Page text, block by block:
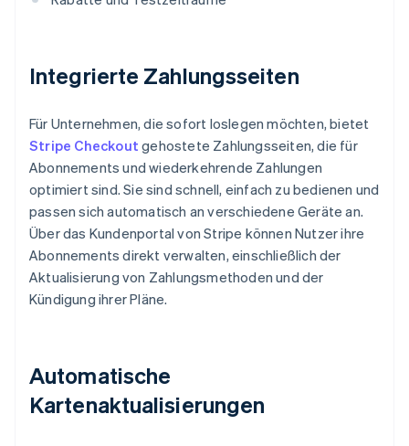
Integrierte Zahlungsseiten
Für Unternehmen, die sofort loslegen möchten, bietet
Stripe Checkout gehostete Zahlungsseiten, die für
Abonnements und wiederkehrende Zahlungen
optimiert sind. Sie sind schnell, einfach zu bedienen und
passen sich automatisch an verschiedene Geräte an.
Über das Kundenportal von Stripe können Nutzer ihre
Abonnements direkt verwalten, einschließlich der
Aktualisierung von Zahlungsmethoden und der
Kündigung ihrer Pläne.
Automatische
Kartenaktualisierungen